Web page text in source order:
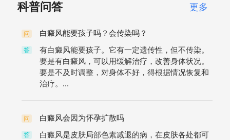
科普问答 更多
问 白癜风能要孩子吗？会传染吗？
答
有白癜风能要孩子。它有一定遗传性，但不传染。
要是有白癜风，可以用缓解治疗，改善身体状况。
要是不及时调整，对身体不好，得根据情况恢复和
治疗。...
问 白癜风会因为怀孕扩散吗
答
白癜风是皮肤局部色素减退的病，在皮肤各处都可